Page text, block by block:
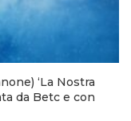
‘La Nostra
da Betc e con